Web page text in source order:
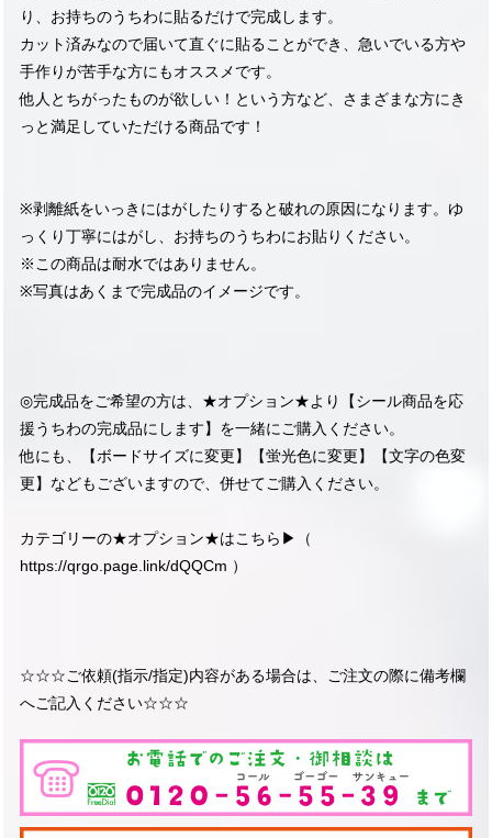
り、お持ちのうちわに貼るだけで完成します。
カット済みなので届いて直ぐに貼ることができ、急いでいる方や
手作りが苦手な方にもオススメです。
他人とちがったものが欲しい！という方など、さまざまな方にき
っと満足していただける商品です！
※剥離紙をいっきにはがしたりすると破れの原因になります。ゆ
っくり丁寧にはがし、お持ちのうちわにお貼りください。
※この商品は耐水ではありません。
※写真はあくまで完成品のイメージです。
◎完成品をご希望の方は、★オプション★より【シール商品を応
援うちわの完成品にします】を一緒にご購入ください。
他にも、【ボードサイズに変更】【蛍光色に変更】【文字の色変
更】などもございますので、併せてご購入ください。
カテゴリーの★オプション★はこちら▶︎（
https://qrgo.page.link/dQQCm ）
☆☆☆ご依頼(指示/指定)内容がある場合は、ご注文の際に備考欄
へご記入ください☆☆☆